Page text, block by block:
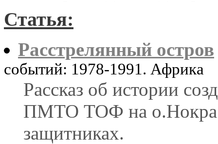
Статья:
Расстрелянный остров
событий: 1978-1991. Африка
Рассказ об истории
ПМТО ТОФ на о.Нокра
защитниках.